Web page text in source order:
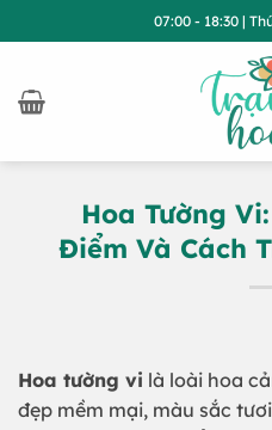
qua
dung
07:00 - 18:30 |
Hoa Tường
Điểm Và Cách
Hoa tường vi là loài hoa
đẹp mềm mại, màu sắc